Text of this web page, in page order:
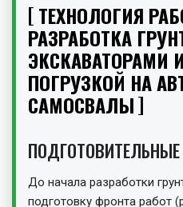
ТЕХНОЛОГИЯ
РАЗРАБОТКА
ЭКСКАВАТОРАМИ
ПОГРУЗКОЙ НА
САМОСВАЛЫ
До начала разработки
подготовку фронта работ